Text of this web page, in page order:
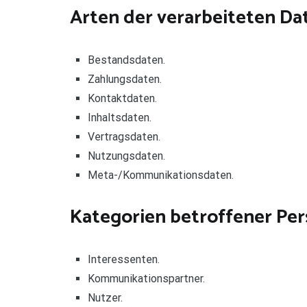
Arten der verarbeiteten
Bestandsdaten.
Zahlungsdaten.
Kontaktdaten.
Inhaltsdaten.
Vertragsdaten.
Nutzungsdaten.
Meta-/Kommunikationsdaten.
Kategorien betroffener
Interessenten.
Kommunikationspartner.
Nutzer.